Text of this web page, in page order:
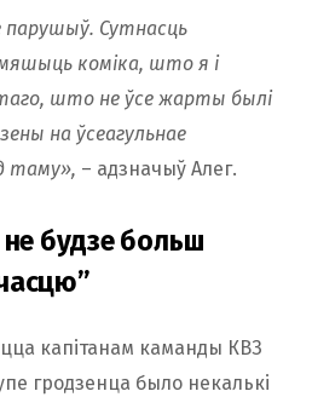
парушыў. Сутнасць
коміка, што я і
што не ўсе жарты былі
на ўсеагульнае
таму», – адзначыў Алег.
будзе больш
капітанам каманды КВЗ
гродзенца было некалькі